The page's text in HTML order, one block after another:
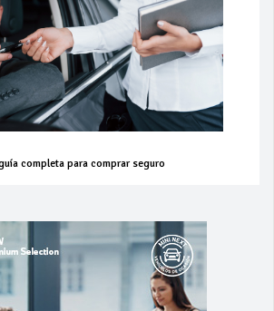
completa para comprar seguro